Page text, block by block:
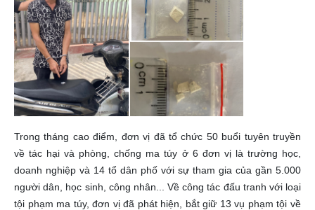
Trong tháng cao điểm, đơn vị đã tổ chức 50 buổi tuyên truyền
về tác hại và phòng, chống ma túy ở 6 đơn vị là trường học,
doanh nghiệp và 14 tổ dân phố với sự tham gia của gần 5.000
người dân, học sinh, công nhân... Về công tác đấu tranh với loại
tội phạm ma túy, đơn vị đã phát hiện, bắt giữ 13 vụ phạm tội về